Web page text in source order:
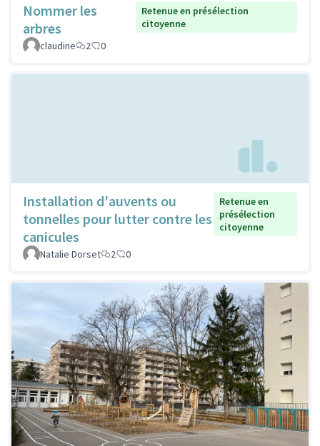
Nommer les
arbres
Retenue en présélection
citoyenne
claudine
2 0
Installation d'auvents ou
tonnelles pour lutter contre les
canicules
Retenue en
présélection
citoyenne
Natalie Dorset 2 0